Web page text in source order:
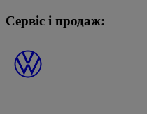
Сервіс і продаж: